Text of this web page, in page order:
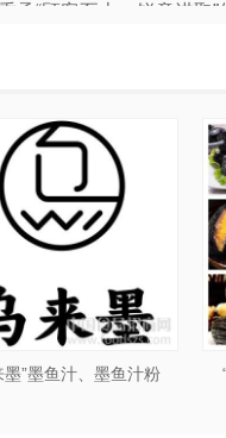
承“顾客至上，锐意进取
墨”墨鱼汁、墨鱼汁粉